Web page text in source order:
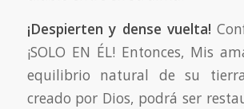
¡Despierten y dense vuelta!
¡SOLO EN ÉL! Entonces, Mis
equilibrio natural de su
creado por Dios, podrá ser